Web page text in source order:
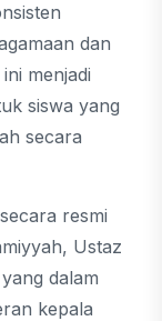
dan
menjadi
siswa yang
secara
resmi
Ustaz
dalam
kepala